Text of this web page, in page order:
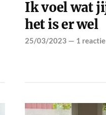
Ik voel wat
het is er wel
25/03/2023 — 1 reactie